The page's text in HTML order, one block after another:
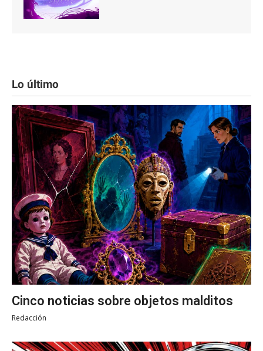
Lo último
Cinco noticias sobre objetos malditos
Redacción